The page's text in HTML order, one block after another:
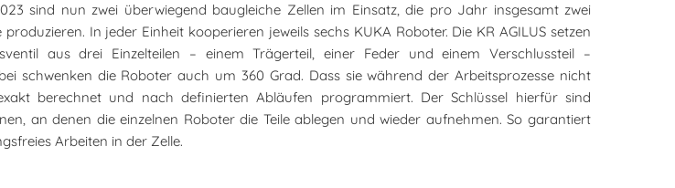
sind nun zwei überwiegend baugleiche Zellen im Einsatz, die pro Jahr insgesamt zwei
produzieren. In jeder Einheit kooperieren jeweils sechs KUKA Roboter. Die KR AGILUS setzen
aus drei Einzelteilen – einem Trägerteil, einer Feder und einem Verschlussteil –
schwenken die Roboter auch um 360 Grad. Dass sie während der Arbeitsprozesse nicht
berechnet und nach definierten Abläufen programmiert. Der Schlüssel hierfür sind
an denen die einzelnen Roboter die Teile ablegen und wieder aufnehmen. So garantiert
Arbeiten in der Zelle.